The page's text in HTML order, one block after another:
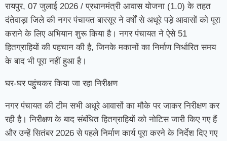
रायपुर, 07 जुलाई 2026 / प्रधानमंत्री आवास योजना (1.0) के तहत
दंतेवाड़ा जिले की नगर पंचायत बारसूर ने वर्षों से अधूरे पड़े आवासों को पूरा
कराने के लिए अभियान शुरू किया है। नगर पंचायत ने ऐसे 51
हितग्राहियों की पहचान की है, जिनके मकानों का निर्माण निर्धारित समय
के बाद भी पूरा नहीं हुआ है।
घर-घर पहुंचकर किया जा रहा निरीक्षण
नगर पंचायत की टीम सभी अधूरे आवासों का मौके पर जाकर निरीक्षण कर
रही है। निरीक्षण के बाद संबंधित हितग्राहियों को नोटिस जारी किए गए हैं
और उन्हें सितंबर 2026 से पहले निर्माण कार्य पूरा करने के निर्देश दिए गए